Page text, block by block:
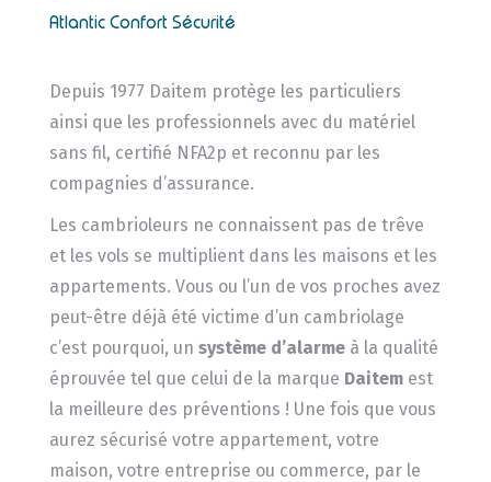
Atlantic Confort Sécurité
Depuis 1977 Daitem protège les particuliers
ainsi que les professionnels avec du matériel
sans fil, certifié NFA2p et reconnu par les
compagnies d’assurance.
Les cambrioleurs ne connaissent pas de trêve
et les vols se multiplient dans les maisons et les
appartements. Vous ou l’un de vos proches avez
peut-être déjà été victime d’un cambriolage
c’est pourquoi, un système d’alarmeà la qualité
éprouvée tel que celui de la marque Daitemest
la meilleure des préventions ! Une fois que vous
aurez sécurisé votre appartement, votre
maison, votre entreprise ou commerce, par le